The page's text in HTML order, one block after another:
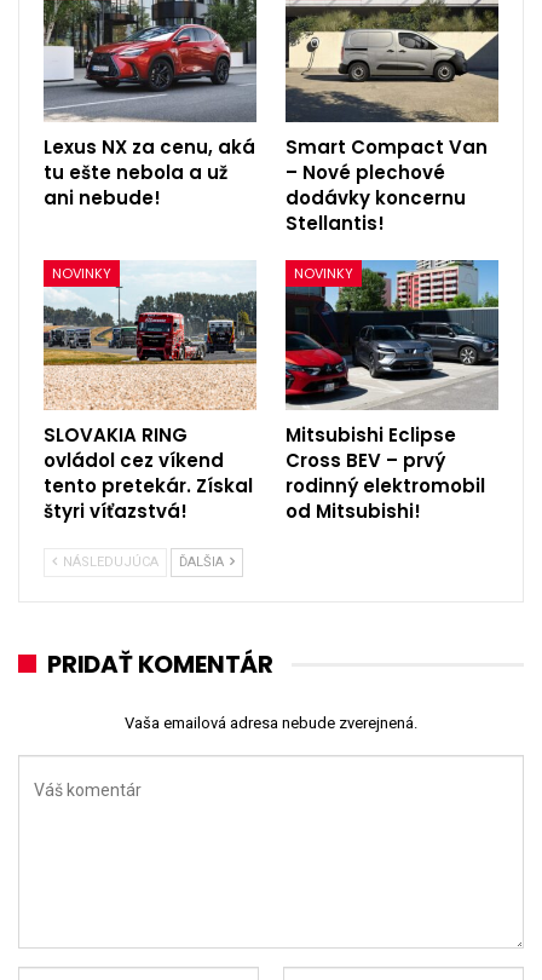
Lexus NX za cenu, aká
tu ešte nebola a už
ani nebude!
Smart Compact Van
– Nové plechové
dodávky koncernu
Stellantis!
NOVINKY
SLOVAKIA RING
ovládol cez víkend
tento pretekár. Získal
štyri víťazstvá!
NOVINKY
Mitsubishi Eclipse
Cross BEV – prvý
rodinný elektromobil
od Mitsubishi!
NÁSLEDUJÚCA ĎALŠIA
PRIDAŤ KOMENTÁR
Vaša emailová adresa nebude zverejnená.